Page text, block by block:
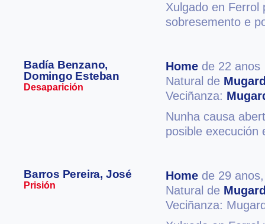
Xulgado en Ferrol
sobresemento e
Badía Benzano,
Domingo Esteban
Desaparición
Home de 22 anos
Natural de
Veciñanza:
Nunha causa
posible execución
Barros Pereira, José
Prisión
Home de 29
Natural de
Veciñanza: